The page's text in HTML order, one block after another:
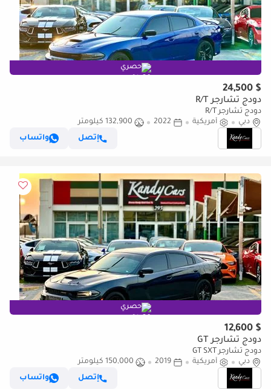
حصري
$ 24,500
دودج تشارجر R/T
دودج تشارجر R/T
دبي
أمريكية 2022
132,900 كيلومتر
إتصل
واتساب
حصري
$ 12,600
دودج تشارجر GT
دودج تشارجر GT SXT
دبي
أمريكية 2019
150,000 كيلومتر
إتصل
واتساب